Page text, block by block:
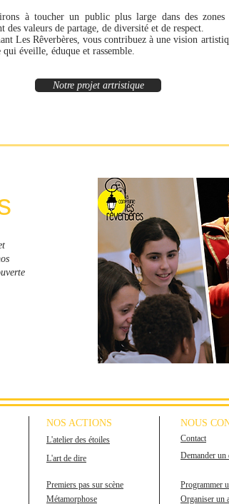
à toucher un public plus large dans des
des valeurs de partage, de diversité et de respect.
Les Rêverbères, vous contribuez à une vision
qui éveille, éduque et rassemble.
Notre projet artristique
NOS ACTIONS
L'atelier des étoiles
L'art de dire
Premiers pas sur scène
NOUS
Contact
Demander un
Programmer
Métamorphose Organiser un